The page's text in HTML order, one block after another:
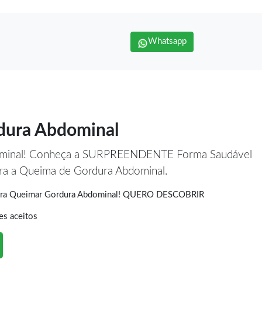
Whatsapp
Abdominal
Conheça a SURPREENDENTE Forma Saudável
a Queima de Gordura Abdominal.
Queimar Gordura Abdominal! QUERO DESCOBRIR
aceitos